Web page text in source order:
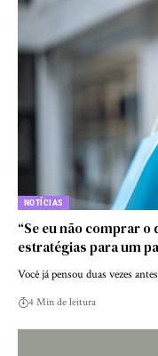
NOTÍCIAS
“Se eu não comprar
estratégias para um
Você já pensou duas vezes
4 Min de leitura